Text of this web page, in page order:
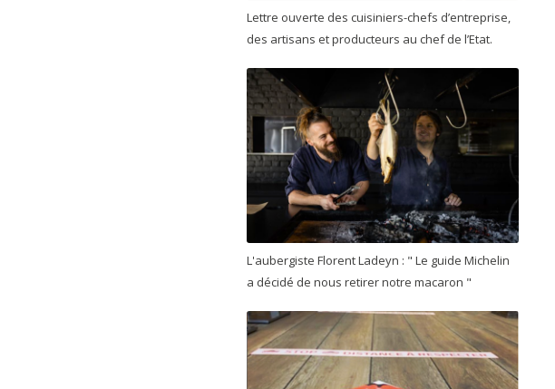
Lettre ouverte des cuisiniers-chefs d’entreprise,
des artisans et producteurs au chef de l’Etat.
L'aubergiste Florent Ladeyn : " Le guide Michelin
a décidé de nous retirer notre macaron "